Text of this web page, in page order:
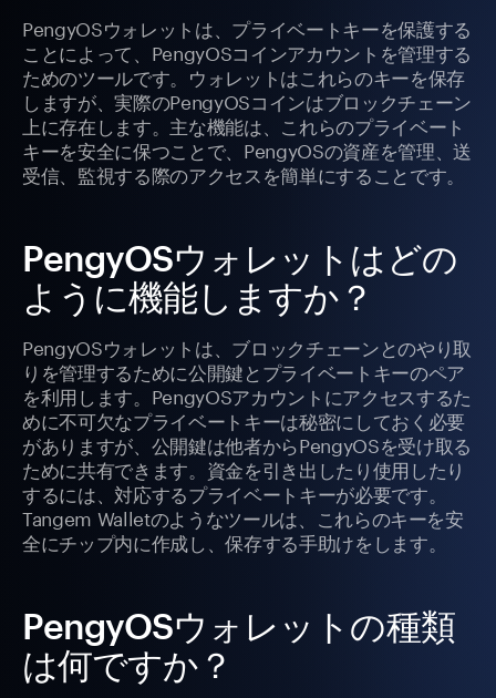
PengyOSウォレットは、プライベートキーを保護する
ことによって、PengyOSコインアカウントを管理する
ためのツールです。ウォレットはこれらのキーを保存
しますが、実際のPengyOSコインはブロックチェーン
上に存在します。主な機能は、これらのプライベート
キーを安全に保つことで、PengyOSの資産を管理、送
受信、監視する際のアクセスを簡単にすることです。
PengyOSウォレットはどの
ように機能しますか？
PengyOSウォレットは、ブロックチェーンとのやり取
りを管理するために公開鍵とプライベートキーのペア
を利用します。PengyOSアカウントにアクセスするた
めに不可欠なプライベートキーは秘密にしておく必要
がありますが、公開鍵は他者からPengyOSを受け取る
ために共有できます。資金を引き出したり使用したり
するには、対応するプライベートキーが必要です。
Tangem Walletのようなツールは、これらのキーを安
全にチップ内に作成し、保存する手助けをします。
PengyOSウォレットの種類
は何ですか？